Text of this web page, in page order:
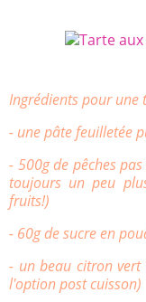
Ingrédients pour une
- une pâte feuilletée
- 500g de pêches
toujours un peu
fruits!)
- 60g de sucre en
- un beau citron vert
l'option post cuisson)